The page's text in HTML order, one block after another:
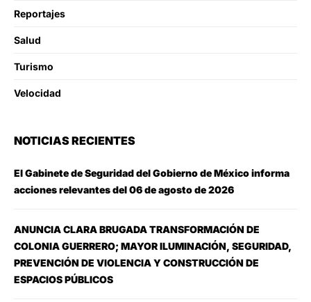
Reportajes
Salud
Turismo
Velocidad
NOTICIAS RECIENTES
El Gabinete de Seguridad del Gobierno de México informa
acciones relevantes del 06 de agosto de 2026
ANUNCIA CLARA BRUGADA TRANSFORMACIÓN DE
COLONIA GUERRERO; MAYOR ILUMINACIÓN, SEGURIDAD,
PREVENCIÓN DE VIOLENCIA Y CONSTRUCCIÓN DE
ESPACIOS PÚBLICOS